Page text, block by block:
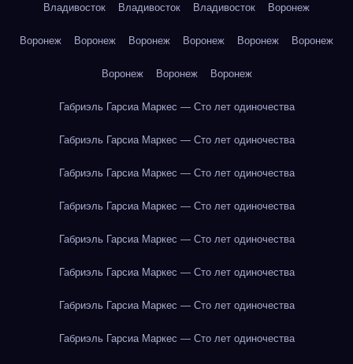
Владивосток Владивосток Владивосток Воронеж
Воронеж Воронеж Воронеж Воронеж Воронеж Воронеж
Воронеж Воронеж Воронеж
Габриэль Гарсиа Маркес — Сто лет одиночества
Габриэль Гарсиа Маркес — Сто лет одиночества
Габриэль Гарсиа Маркес — Сто лет одиночества
Габриэль Гарсиа Маркес — Сто лет одиночества
Габриэль Гарсиа Маркес — Сто лет одиночества
Габриэль Гарсиа Маркес — Сто лет одиночества
Габриэль Гарсиа Маркес — Сто лет одиночества
Габриэль Гарсиа Маркес — Сто лет одиночества